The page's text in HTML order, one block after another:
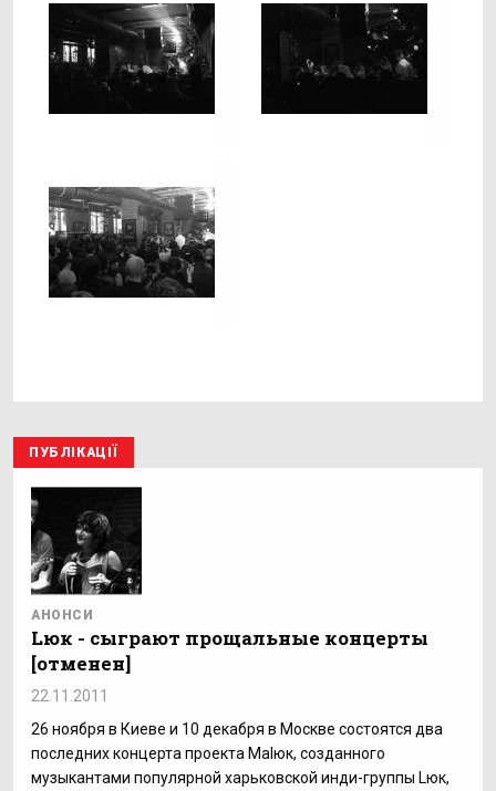
ПУБЛІКАЦІЇ
АНОНСИ
Lюк - сыграют прощальные концерты
[отменен]
22.11.2011
26 ноября в Киеве и 10 декабря в Москве состоятся два
последних концерта проекта Malюк, созданного
музыкантами популярной харьковской инди-группы Lюк,